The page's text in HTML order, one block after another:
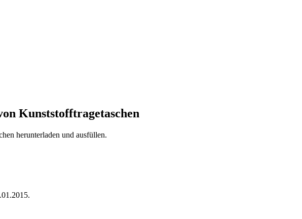
Kunststofftragetaschen
herunterladen und ausfüllen.